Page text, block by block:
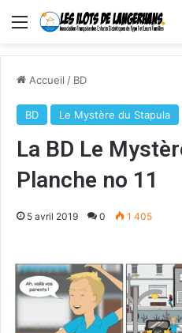
Menu
Accueil / BD
BD Le Mystère du Stapula
La BD Le
Planche no 11
5 avril 2019 0 1 405